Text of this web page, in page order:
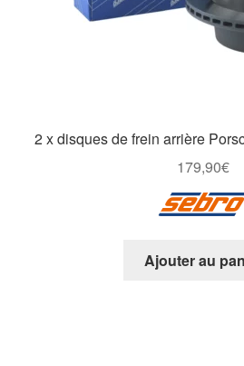
2 x disques de frein arrière
179,90€
Ajouter au